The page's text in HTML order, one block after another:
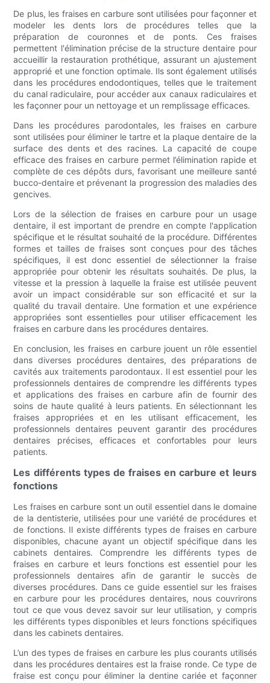
De plus, les fraises en carbure sont utilisées pour façonner et
modeler les dents lors de procédures telles que la
préparation de couronnes et de ponts. Ces fraises
permettent l'élimination précise de la structure dentaire pour
accueillir la restauration prothétique, assurant un ajustement
approprié et une fonction optimale. Ils sont également utilisés
dans les procédures endodontiques, telles que le traitement
du canal radiculaire, pour accéder aux canaux radiculaires et
les façonner pour un nettoyage et un remplissage efficaces.
Dans les procédures parodontales, les fraises en carbure
sont utilisées pour éliminer le tartre et la plaque dentaire de la
surface des dents et des racines. La capacité de coupe
efficace des fraises en carbure permet l’élimination rapide et
complète de ces dépôts durs, favorisant une meilleure santé
bucco-dentaire et prévenant la progression des maladies des
gencives.
Lors de la sélection de fraises en carbure pour un usage
dentaire, il est important de prendre en compte l'application
spécifique et le résultat souhaité de la procédure. Différentes
formes et tailles de fraises sont conçues pour des tâches
spécifiques, il est donc essentiel de sélectionner la fraise
appropriée pour obtenir les résultats souhaités. De plus, la
vitesse et la pression à laquelle la fraise est utilisée peuvent
avoir un impact considérable sur son efficacité et sur la
qualité du travail dentaire. Une formation et une expérience
appropriées sont essentielles pour utiliser efficacement les
fraises en carbure dans les procédures dentaires.
En conclusion, les fraises en carbure jouent un rôle essentiel
dans diverses procédures dentaires, des préparations de
cavités aux traitements parodontaux. Il est essentiel pour les
professionnels dentaires de comprendre les différents types
et applications des fraises en carbure afin de fournir des
soins de haute qualité à leurs patients. En sélectionnant les
fraises appropriées et en les utilisant efficacement, les
professionnels dentaires peuvent garantir des procédures
dentaires précises, efficaces et confortables pour leurs
patients.
Les différents types de fraises en carbure et leurs
fonctions
Les fraises en carbure sont un outil essentiel dans le domaine
de la dentisterie, utilisées pour une variété de procédures et
de fonctions. Il existe différents types de fraises en carbure
disponibles, chacune ayant un objectif spécifique dans les
cabinets dentaires. Comprendre les différents types de
fraises en carbure et leurs fonctions est essentiel pour les
professionnels dentaires afin de garantir le succès de
diverses procédures. Dans ce guide essentiel sur les fraises
en carbure pour les procédures dentaires, nous couvrirons
tout ce que vous devez savoir sur leur utilisation, y compris
les différents types disponibles et leurs fonctions spécifiques
dans les cabinets dentaires.
L’un des types de fraises en carbure les plus courants utilisés
dans les procédures dentaires est la fraise ronde. Ce type de
fraise est conçu pour éliminer la dentine cariée et façonner